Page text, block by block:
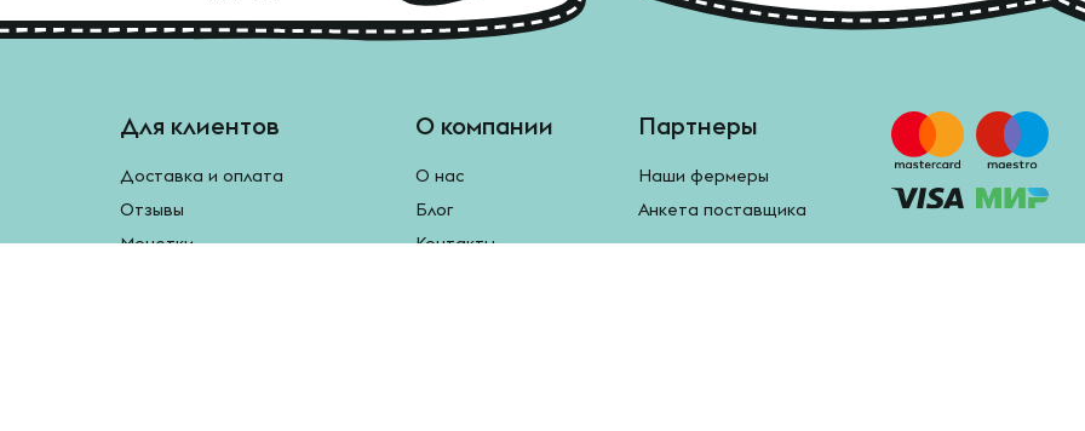
Для клиентов
Доставка и оплата
Отзывы
Монетки
О компании
О нас
Блог
Контакты
Партнеры
Наши фермеры
Анкета поставщика